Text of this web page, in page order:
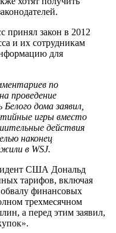
принял закон в 2012
и их сотрудникам
для
по
проведение
дома заявил,
игры вместо
действия
наконец
в WSJ.
США Дональд
тарифов, включая
финансовых
трехмесячном
а перед этим заявил,